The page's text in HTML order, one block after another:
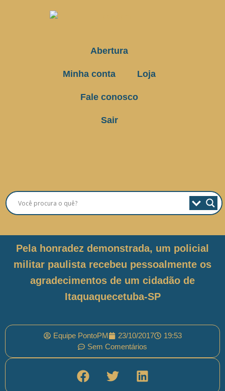
Abertura
Minha conta Loja
Fale conosco
Sair
Pela honradez demonstrada, um policial
militar paulista recebeu pessoalmente os
agradecimentos de um cidadão de
Itaquaquecetuba-SP
Equipe PontoPM 23/10/2017
19:53
Sem Comentários